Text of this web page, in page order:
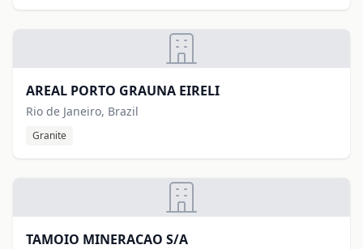
AREAL PORTO GRAUNA EIRELI
Rio de Janeiro, Brazil
Granite
TAMOIO MINERACAO S/A